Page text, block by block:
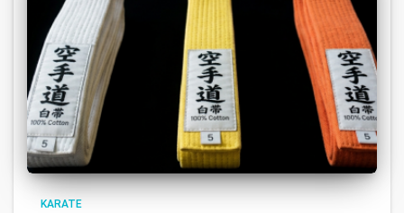
KARATE